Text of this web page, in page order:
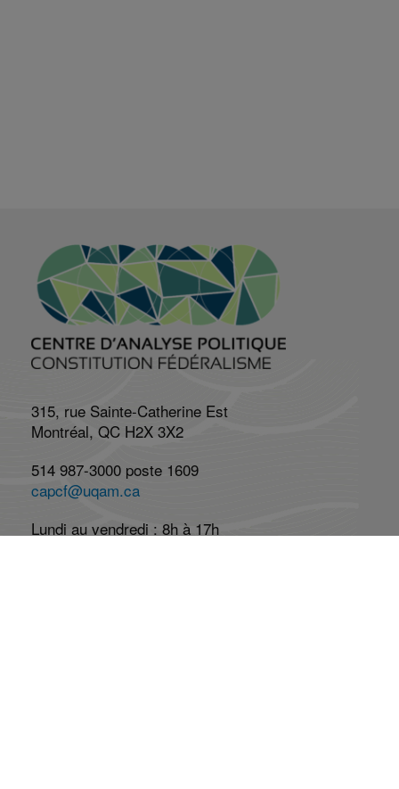
315, rue Sainte-Catherine Est
Montréal, QC H2X 3X2
514 987-3000 poste 1609
capcf@uqam.ca
Lundi au vendredi : 8h à 17h